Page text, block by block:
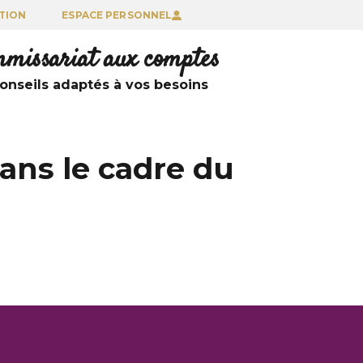
ESPACE PERSONNEL
aux comptes
adaptés à vos besoins
le cadre du